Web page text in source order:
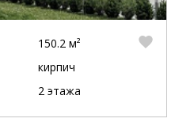
150.2 м²
кирпич
2 этажа